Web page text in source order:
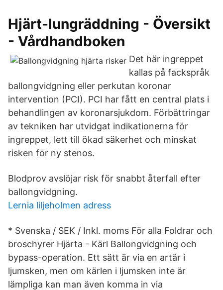
Hjärt-lungräddning - Översikt
- Vårdhandboken
Det här ingreppet
kallas på fackspråk
ballongvidgning eller perkutan koronar
intervention (PCI). PCI har fått en central plats i
behandlingen av koronarsjukdom. Förbättringar
av tekniken har utvidgat indikationerna för
ingreppet, lett till ökad säkerhet och minskat
risken för ny stenos.
Blodprov avslöjar risk för snabbt återfall efter
ballongvidgning.
Lernia liljeholmen adress
* Svenska / SEK / Inkl. moms För alla Foldrar och
broschyrer Hjärta - Kärl Ballongvidgning och
bypass-operation. Ett sätt är via en artär i
ljumsken, men om kärlen i ljumsken inte är
lämpliga kan man även komma in via